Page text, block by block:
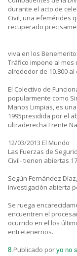
durante el acto de
Civil, una efemérides
recuperado
viva en los
Tráfico impone al mes
alrededor de 10.800 al
El Colectivo de
popularmente como
Manos Limpias, es
1995presidida por el
ultraderecha Frente
12/03/2013 El Mundo
Las Fuerzas de
Civil- tienen abiertas
Según Fernández
investigación abierta
Se ruega
encuentren el
ocurrido en el los
entretenernos.
8.Publicado por yo no